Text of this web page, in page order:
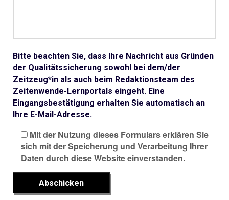
Bitte beachten Sie, dass Ihre Nachricht aus Gründen
der Qualitätssicherung sowohl bei dem/der
Zeitzeug*in als auch beim Redaktionsteam des
Zeitenwende-Lernportals eingeht. Eine
Eingangsbestätigung erhalten Sie automatisch an
Ihre E-Mail-Adresse.
Mit der Nutzung dieses Formulars erklären Sie
sich mit der Speicherung und Verarbeitung Ihrer
Daten durch diese Website einverstanden.